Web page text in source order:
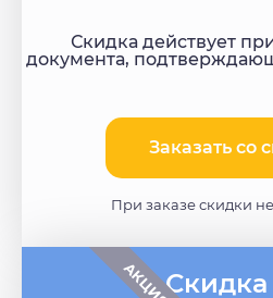
Скидка действует
документа,
Заказать со
При заказе скидки
АКЦИЯСкидка